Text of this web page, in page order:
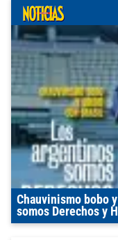
Chauvinismo bobo
somos Derechos y